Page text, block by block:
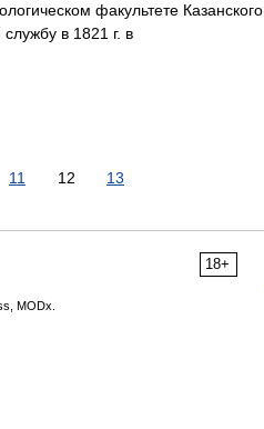
факультете Казанского
в 1821 г. в
11 12 13
18+
MODx.